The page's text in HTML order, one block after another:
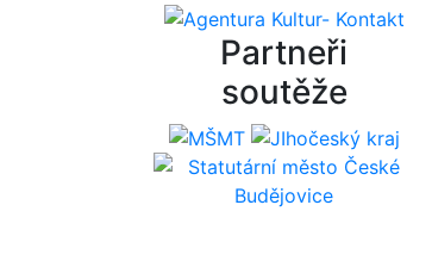
Partneři
soutěže